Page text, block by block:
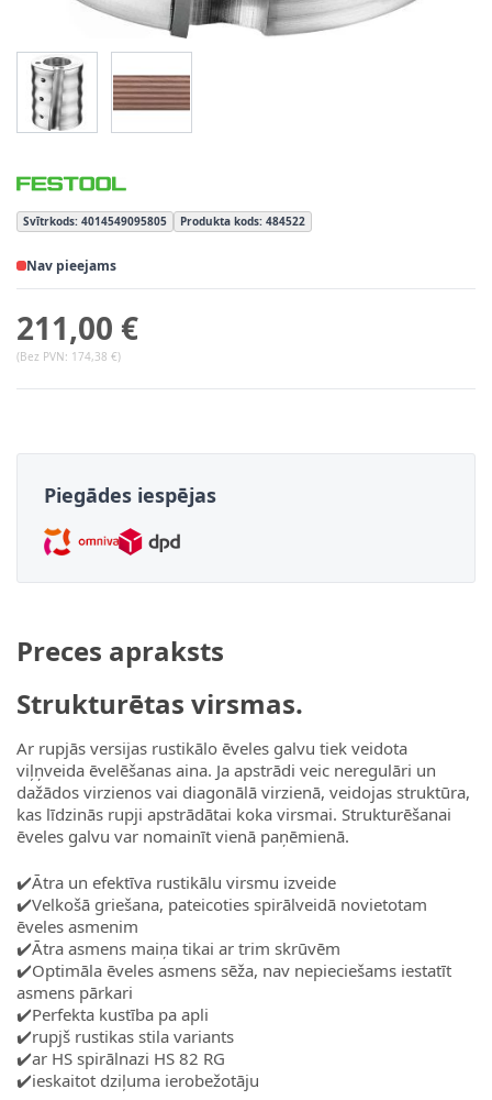
View larger image
Svītrkods: 4014549095805 Produkta kods: 484522
Nav pieejams
211,00 €
(Bez PVN: 174,38 €)
Piegādes iespējas
Preces apraksts
Strukturētas virsmas.
Ar rupjās versijas rustikālo ēveles galvu tiek veidota
viļņveida ēvelēšanas aina. Ja apstrādi veic neregulāri un
dažādos virzienos vai diagonālā virzienā, veidojas struktūra,
kas līdzinās rupji apstrādātai koka virsmai. Strukturēšanai
ēveles galvu var nomainīt vienā paņēmienā.
✔️Ātra un efektīva rustikālu virsmu izveide
✔️Velkošā griešana, pateicoties spirālveidā novietotam
ēveles asmenim
✔️Ātra asmens maiņa tikai ar trim skrūvēm
✔️Optimāla ēveles asmens sēža, nav nepieciešams iestatīt
asmens pārkari
✔️Perfekta kustība pa apli
✔️rupjš rustikas stila variants
✔️ar HS spirālnazi HS 82 RG
✔️ieskaitot dziļuma ierobežotāju